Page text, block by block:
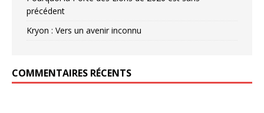
précédent
Kryon : Vers un avenir inconnu
COMMENTAIRES RÉCENTS